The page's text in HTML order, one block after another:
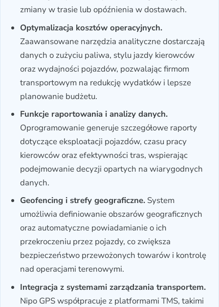
zmiany w trasie lub opóźnienia w dostawach.
Optymalizacja kosztów operacyjnych.
Zaawansowane narzędzia analityczne dostarczają
danych o zużyciu paliwa, stylu jazdy kierowców
oraz wydajności pojazdów, pozwalając firmom
transportowym na redukcję wydatków i lepsze
planowanie budżetu.
Funkcje raportowania i analizy danych.
Oprogramowanie generuje szczegółowe raporty
dotyczące eksploatacji pojazdów, czasu pracy
kierowców oraz efektywności tras, wspierając
podejmowanie decyzji opartych na wiarygodnych
danych.
Geofencing i strefy geograficzne. System
umożliwia definiowanie obszarów geograficznych
oraz automatyczne powiadamianie o ich
przekroczeniu przez pojazdy, co zwiększa
bezpieczeństwo przewożonych towarów i kontrolę
nad operacjami terenowymi.
Integracja z systemami zarządzania transportem.
Nipo GPS współpracuje z platformami TMS, takimi